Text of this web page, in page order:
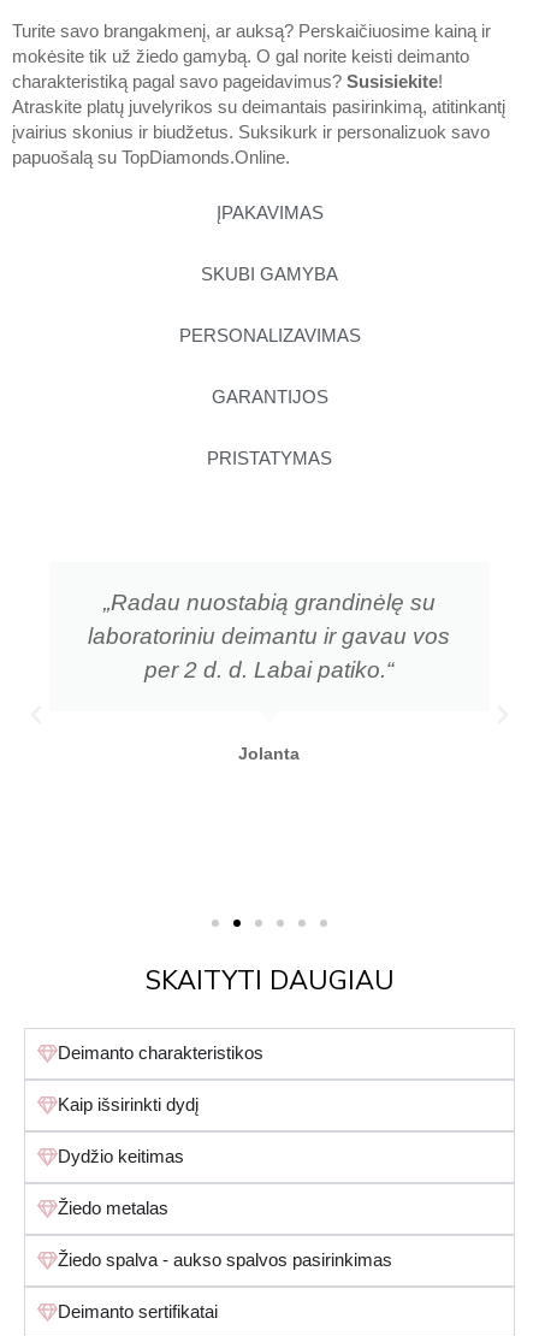
ĮPAKAVIMAS
SKUBI GAMYBA
PERSONALIZAVIMAS
GARANTIJOS
PRISTATYMAS
Turite savo brangakmenį, ar auksą? Perskaičiuosime kainą ir
mokėsite tik už žiedo gamybą. O gal norite keisti deimanto
charakteristiką pagal savo pageidavimus? Susisiekite!
Atraskite platų juvelyrikos su deimantais pasirinkimą, atitinkantį
įvairius skonius ir biudžetus. Suksikurk ir personalizuok savo
papuošalą su TopDiamonds.Online.
„Radau nuostabią grandinėlę su
laboratoriniu deimantu ir gavau vos
per 2 d. d. Labai patiko.“
Jolanta
SKAITYTI DAUGIAU
Deimanto charakteristikos
Kaip išsirinkti dydį
Dydžio keitimas
Žiedo metalas
Žiedo spalva - aukso spalvos pasirinkimas
Deimanto sertifikatai